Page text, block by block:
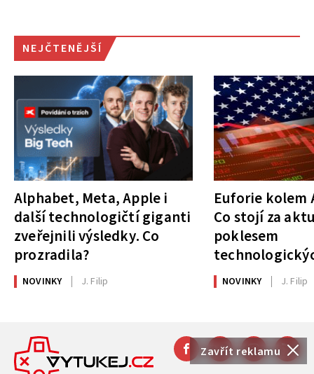
Zavřít reklamu
NEJČTENĚJŠÍ
Alphabet, Meta, Apple i
další technologičtí giganti
zveřejnili výsledky. Co
prozradila?
NOVINKY J. Filip
Euforie kolem
Co stojí za
poklesem
NOVINKY J. Filip